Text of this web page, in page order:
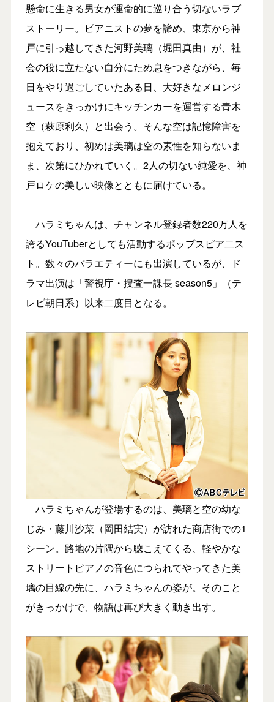
懸命に生きる男女が運命的に巡り合う切ないラブ
ストーリー。ピアニストの夢を諦め、東京から神
戸に引っ越してきた河野美璃（堀田真由）が、社
会の役に立たない自分にため息をつきながら、毎
日をやり過ごしていたある日、大好きなメロンジ
ュースをきっかけにキッチンカーを運営する青木
空（萩原利久）と出会う。そんな空は記憶障害を
抱えており、初めは美璃は空の素性を知らないま
ま、次第にひかれていく。2人の切ない純愛を、神
戸ロケの美しい映像とともに届けている。
ハラミちゃんは、チャンネル登録者数220万人を
誇るYouTuberとしても活動するポップスピア二ス
ト。数々のバラエティーにも出演しているが、ド
ラマ出演は「警視庁・捜査一課長 season5」（テ
レビ朝日系）以来二度目となる。
ハラミちゃんが登場するのは、美璃と空の幼な
じみ・藤川沙菜（岡田結実）が訪れた商店街での1
シーン。路地の片隅から聴こえてくる、軽やかな
ストリートピアノの音色につられてやってきた美
璃の目線の先に、ハラミちゃんの姿が。そのこと
がきっかけで、物語は再び大きく動き出す。